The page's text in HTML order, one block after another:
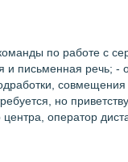
по работе с
письменная речь;
но
оператор